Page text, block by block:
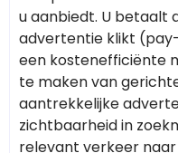
u aanbiedt. U betaalt
advertentie klikt
een kostenefficiënte
te maken van
aantrekkelijke
zichtbaarheid in
relevant verkeer